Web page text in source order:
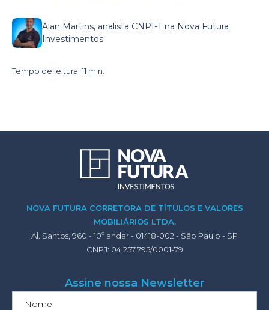
Alan Martins, analista CNPI-T na Nova Futura
Investimentos
Tempo de leitura: 11 min.
NOVA FUTURA CORRETORA DE TÍTULOS E VALORES
MOBILIÁRIOS LTDA.
Al. Santos, 960 - 10º andar - 01418-002 - São Paulo - SP
CNPJ: 04.257.795/0001-79
Assine nossa Newsletter